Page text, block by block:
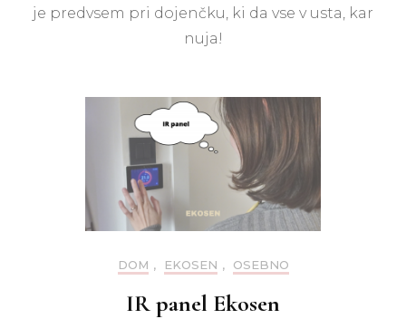
je predvsem pri dojenčku, ki da vse v usta, kar
nuja!
DOM , EKOSEN , OSEBNO
IR panel Ekosen